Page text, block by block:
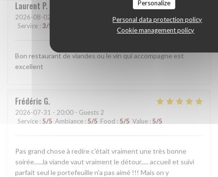
Personalize
Personal data protection policy
Cookie management policy
Laurent P
2026-08-02
Service : 3/5 Food:5/5 Value:3/5
Bon restaurant de viandes ou le vin qui accompagne est
excellent
Frédéric G
2026-07-31 - 20:00 - Guests 2
Service : 5/5 Ambiance : 5/5 Food : 5/5 Value : 5/5
Pas grand chose à redire c'était vraiment une très bonne
soirée......la viande vaut vraiment le détour..... accueil et suivi
parfait seul le portefeuille n'a pas aimé !!! Mais on y